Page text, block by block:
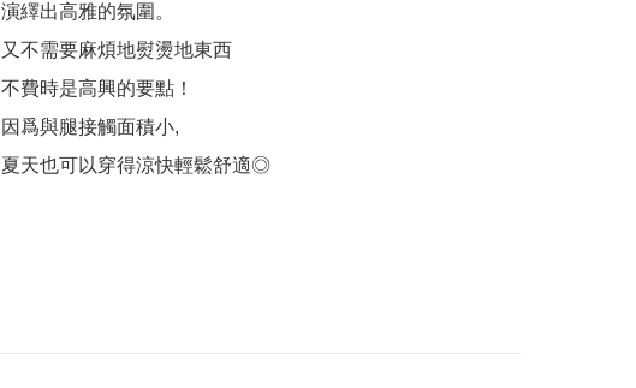
演繹出高雅的氛圍。
又不需要麻煩地熨燙地東西
不費時是高興的要點！
因爲與腿接觸面積小,
夏天也可以穿得涼快輕鬆舒適◎